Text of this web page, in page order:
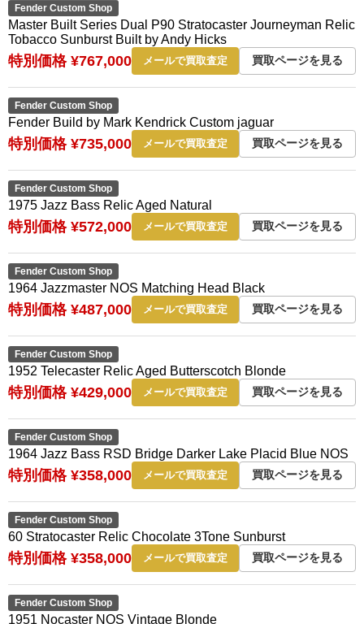
Fender Custom Shop
Master Built Series Dual P90 Stratocaster Journeyman Relic
Tobacco Sunburst Built by Andy Hicks
特別価格 ¥767,000 メールで買取査定 買取ページを見る
Fender Custom Shop
Fender Build by Mark Kendrick Custom jaguar
特別価格 ¥735,000 メールで買取査定 買取ページを見る
Fender Custom Shop
1975 Jazz Bass Relic Aged Natural
特別価格 ¥572,000 メールで買取査定 買取ページを見る
Fender Custom Shop
1964 Jazzmaster NOS Matching Head Black
特別価格 ¥487,000 メールで買取査定 買取ページを見る
Fender Custom Shop
1952 Telecaster Relic Aged Butterscotch Blonde
特別価格 ¥429,000 メールで買取査定 買取ページを見る
Fender Custom Shop
1964 Jazz Bass RSD Bridge Darker Lake Placid Blue NOS
特別価格 ¥358,000 メールで買取査定 買取ページを見る
Fender Custom Shop
60 Stratocaster Relic Chocolate 3Tone Sunburst
特別価格 ¥358,000 メールで買取査定 買取ページを見る
Fender Custom Shop
1951 Nocaster NOS Vintage Blonde